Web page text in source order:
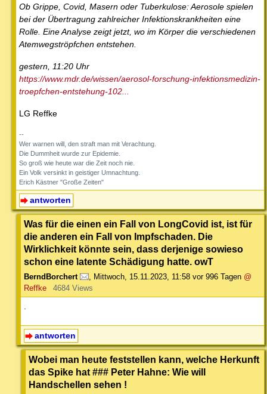
Ob Grippe, Covid, Masern oder Tuberkulose: Aerosole spielen
bei der Übertragung zahlreicher Infektionskrankheiten eine
Rolle. Eine Analyse zeigt jetzt, wo im Körper die verschiedenen
Atemwegströpfchen entstehen.
gestern, 11:20 Uhr
https://www.mdr.de/wissen/aerosol-forschung-infektionsmedizin-
troepfchen-entstehung-102...
LG Reffke
--
Wer warnen will, den straft man mit Verachtung.
Die Dummheit wurde zur Epidemie.
So groß wie heute war die Zeit noch nie.
Ein Volk versinkt in geistiger Umnachtung.
Erich Kästner "Große Zeiten"
antworten
Was für die einen ein Fall von LongCovid ist, ist für
die anderen ein Fall von Impfschaden. Die
Wirklichkeit könnte sein, dass derjenige sowieso
schon eine latente Schädigung hatte. owT
BerndBorchert , Mittwoch, 15.11.2023, 11:58 vor 996 Tagen @
Reffke
4684 Views
antworten
Wobei man heute feststellen kann, welche Herkunft
das Spike hat ### Peter Hahne: Wie will
Handschellen sehen !